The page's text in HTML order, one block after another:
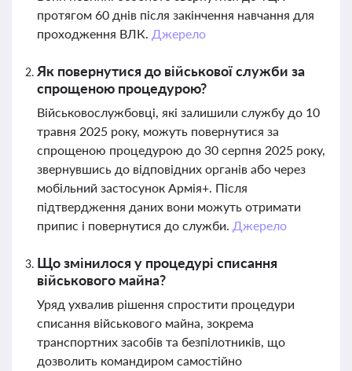
протягом 60 днів після закінчення навчання для
проходження ВЛК. Джерело
Як повернутися до військової служби за
спрощеною процедурою?
Військовослужбовці, які залишили службу до 10
травня 2025 року, можуть повернутися за
спрощеною процедурою до 30 серпня 2025 року,
звернувшись до відповідних органів або через
мобільний застосунок Армія+. Після
підтвердження даних вони можуть отримати
припис і повернутися до служби. Джерело
Що змінилося у процедурі списання
військового майна?
Уряд ухвалив рішення спростити процедури
списання військового майна, зокрема
транспортних засобів та безпілотників, що
дозволить командиром самостійно